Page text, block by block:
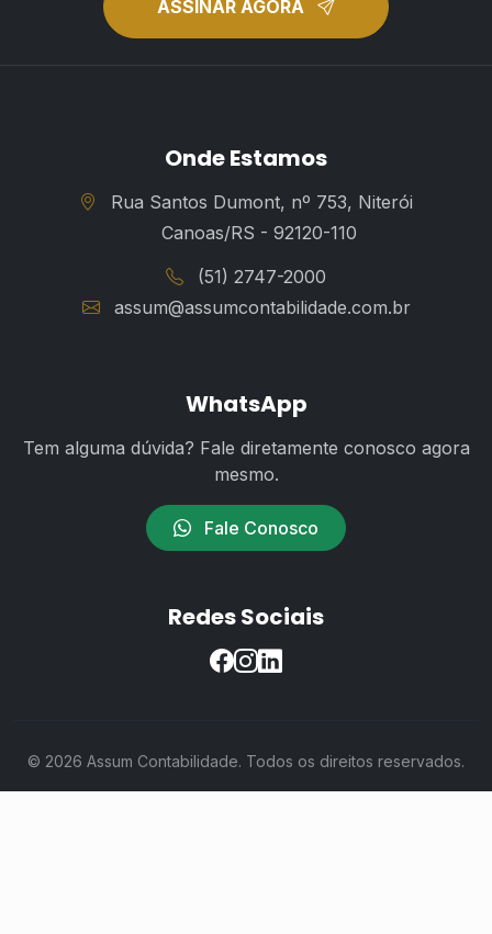
ASSINAR AGORA
Onde Estamos
Rua Santos Dumont, nº 753, Niterói
Canoas/RS - 92120-110
(51) 2747-2000
assum@assumcontabilidade.com.br
WhatsApp
Tem alguma dúvida? Fale diretamente conosco agora
mesmo.
Fale Conosco
Redes Sociais
© 2026 Assum Contabilidade. Todos os direitos reservados.